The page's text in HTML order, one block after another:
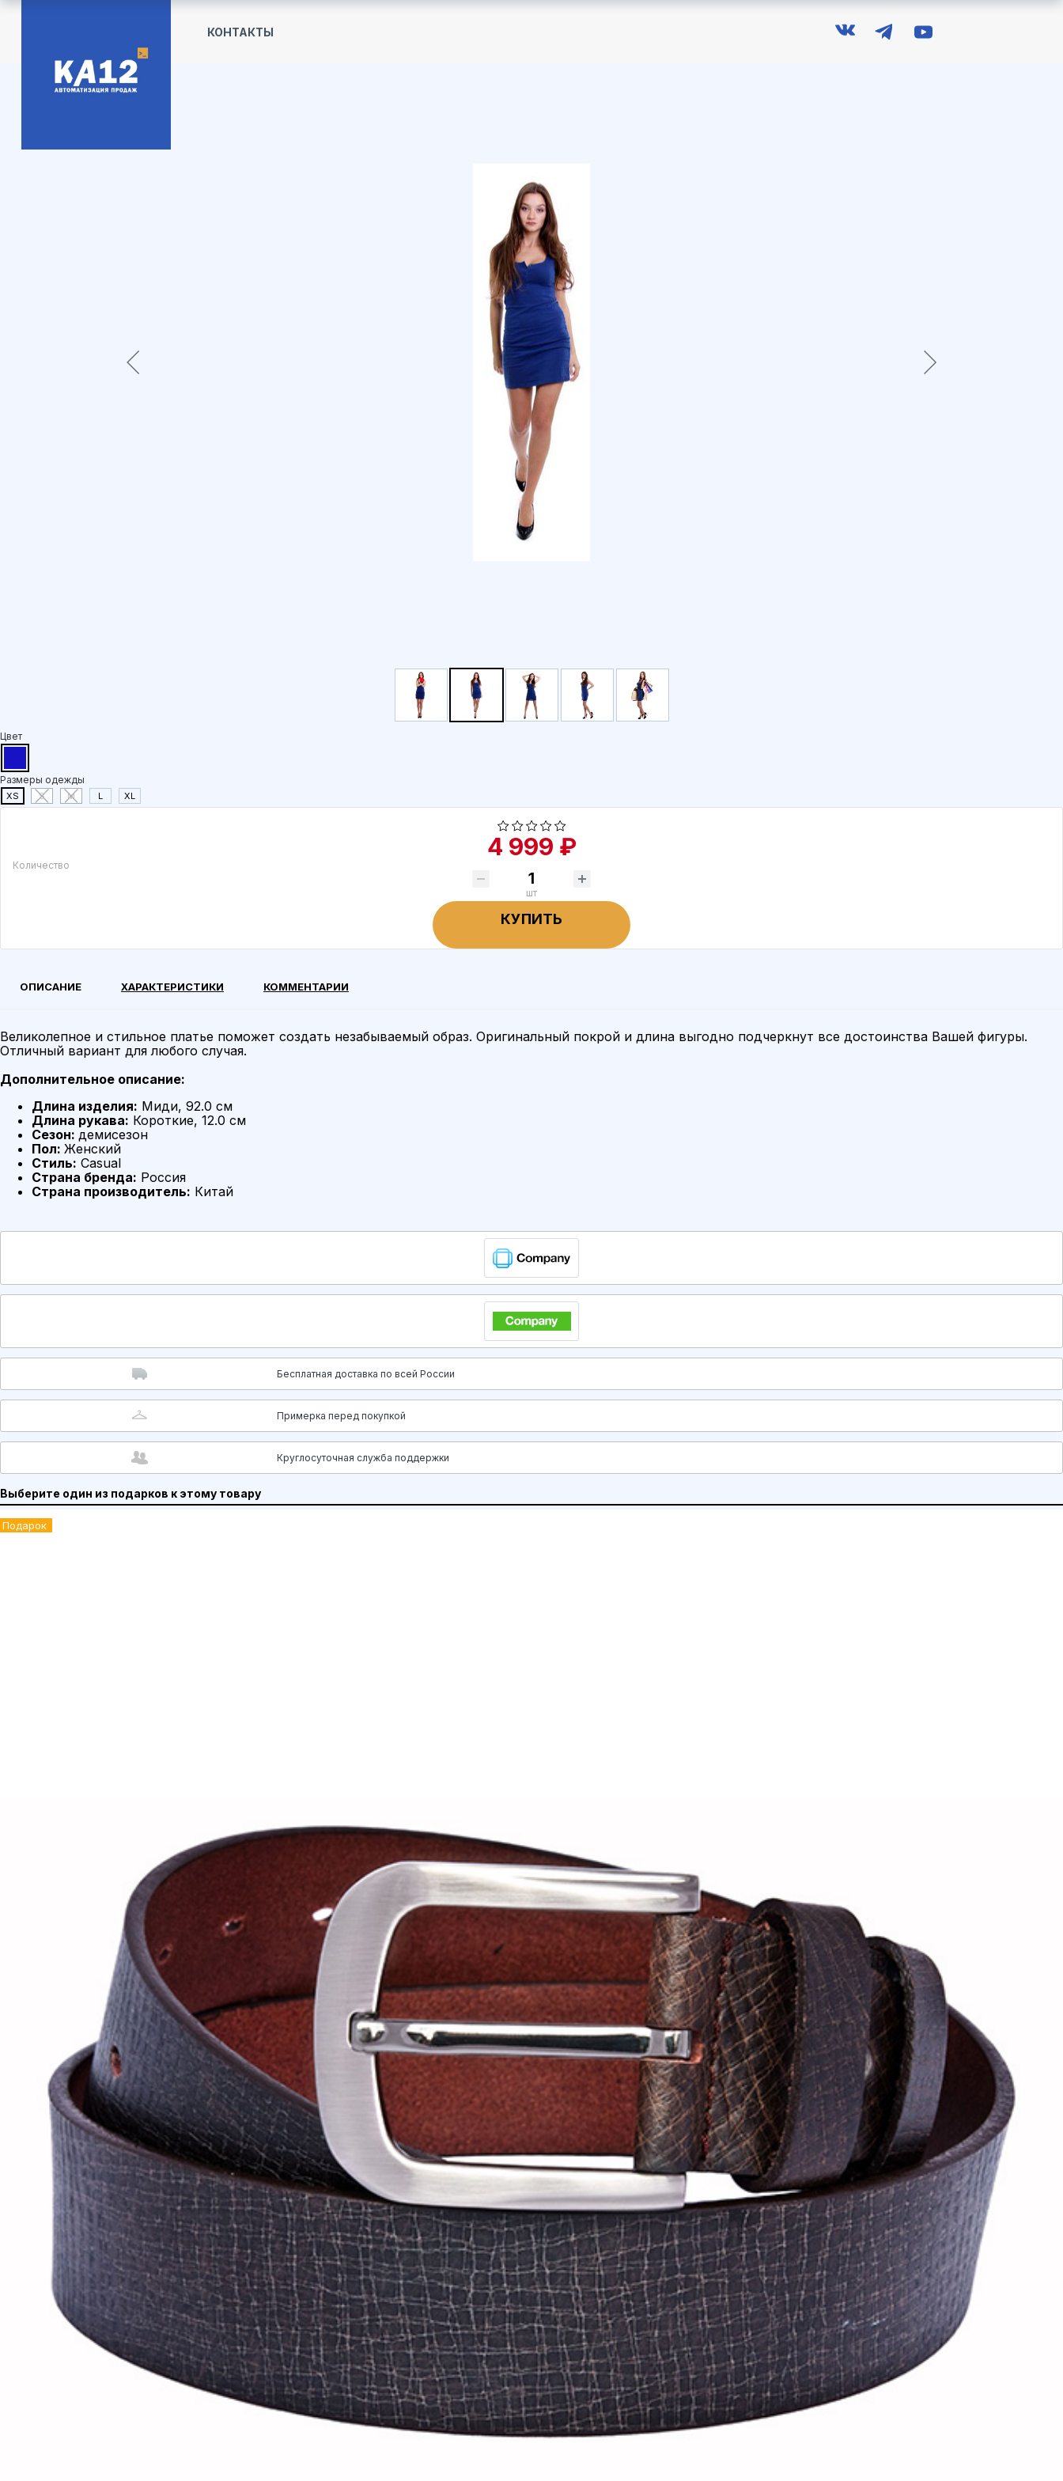
КОНТАКТЫ
Цвет
Размеры одежды
XS S M L XL
4 999 ₽
Количество
шт
КУПИТЬ
ОПИСАНИЕ ХАРАКТЕРИСТИКИ КОММЕНТАРИИ
Великолепное и стильное платье поможет создать незабываемый образ. Оригинальный покрой и длина выгодно подчеркнут все достоинства Вашей фигуры.
Отличный вариант для любого случая.
Дополнительное описание:
Длина изделия: Миди, 92.0 см
Длина рукава: Короткие, 12.0 см
Сезон: демисезон
Пол: Женский
Стиль: Casual
Страна бренда: Россия
Страна производитель: Китай
Бесплатная доставка по всей России
Примерка перед покупкой
Круглосуточная служба поддержки
Выберите один из подарков к этому товару
Подарок